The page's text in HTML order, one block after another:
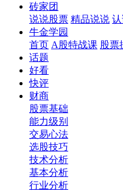
砖家团
说说股票 精品说说
牛金学园
首页 A股特战课 股票
话题
好看
快评
财商
股票基础
能力级别
交易心法
选股技巧
技术分析
基本分析
行业分析